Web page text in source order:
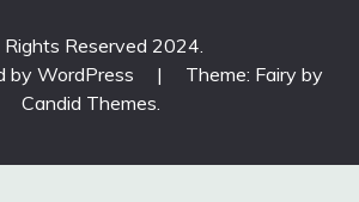
Rights Reserved 2024.
by WordPress
|
Theme: Fairy by
Candid Themes.